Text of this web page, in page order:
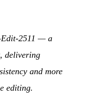
Edit-2511 — a
delivering
and more
editing.